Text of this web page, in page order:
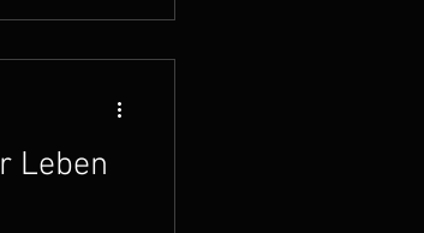
Studios oder
Leben